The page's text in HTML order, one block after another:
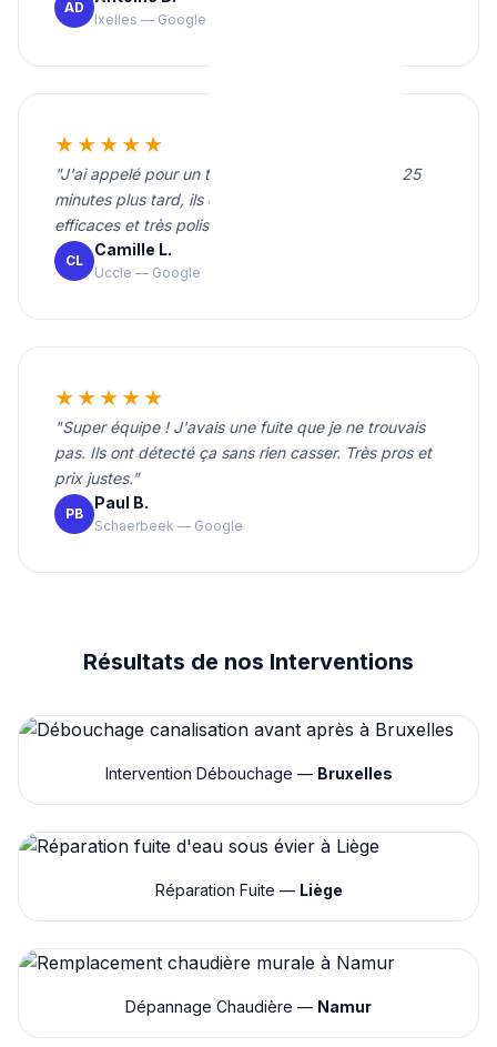
AD
Ixelles — Google
★★★★★
"J'ai appelé pour un tuyau percé en pleine nuit. 25
minutes plus tard, ils étaient chez moi. Rapides,
efficaces et très polis."
CL
Camille L.
Uccle — Google
★★★★★
"Super équipe ! J'avais une fuite que je ne trouvais
pas. Ils ont détecté ça sans rien casser. Très pros et
prix justes."
PB
Paul B.
Schaerbeek — Google
Résultats de nos Interventions
Intervention Débouchage — Bruxelles
Réparation Fuite — Liège
Dépannage Chaudière — Namur